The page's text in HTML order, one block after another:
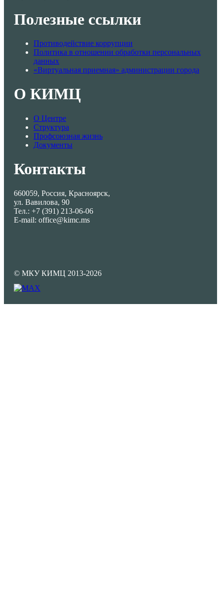
Полезные ссылки
Противодействие коррупции
Политика в отношении обработки персональных
данных
«Виртуальная приемная» администрации города
О КИМЦ
О Центре
Структура
Профсоюзная жизнь
Документы
Контакты
660059, Россия, Красноярск,
ул. Вавилова, 90
Тел.: +7 (391) 213-06-06
E-mail: office@kimc.ms
© МКУ КИМЦ 2013-2026